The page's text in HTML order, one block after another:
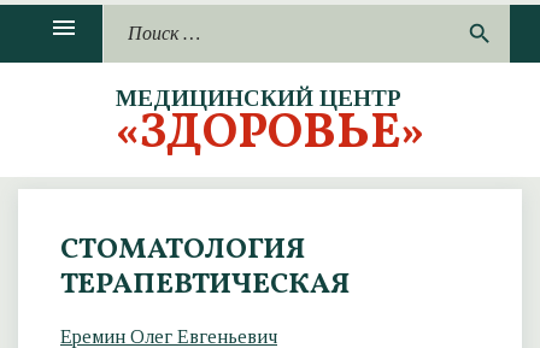
о
search
МЕДИЦИНСКИЙ ЦЕНТР
«ЗДОРОВЬЕ»
menu
СТОМАТОЛОГИЯ
ТЕРАПЕВТИЧЕСКАЯ
Еремин Олег Евгеньевич